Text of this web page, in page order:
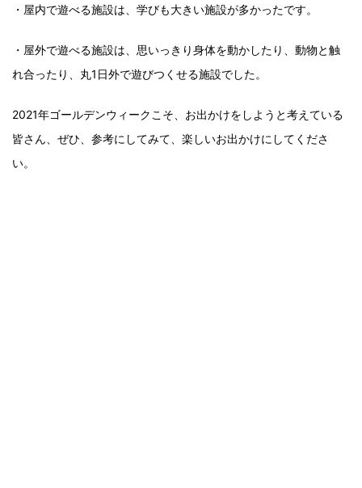
・屋内で遊べる施設は、学びも大きい施設が多かったです。
・屋外で遊べる施設は、思いっきり身体を動かしたり、動物と触
れ合ったり、丸1日外で遊びつくせる施設でした。
2021年ゴールデンウィークこそ、お出かけをしようと考えている
皆さん、ぜひ、参考にしてみて、楽しいお出かけにしてくださ
い。